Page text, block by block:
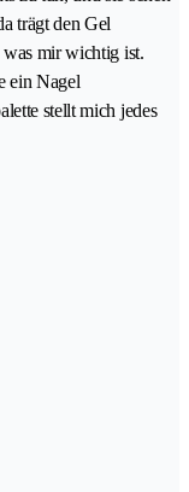
trägt den Gel
mir wichtig ist.
ein Nagel
stellt mich jedes